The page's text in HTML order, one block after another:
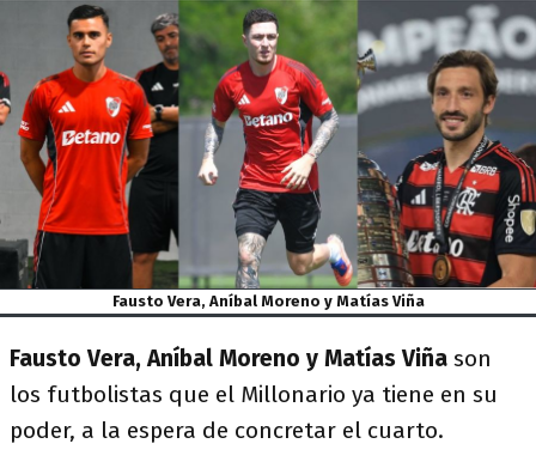
Fausto Vera, Aníbal Moreno y Matías Viña
Fausto Vera, Aníbal Moreno y Matías Viña son
los futbolistas que el Millonario ya tiene en su
poder, a la espera de concretar el cuarto.